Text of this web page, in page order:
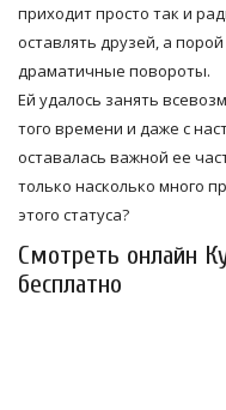
приходит просто так и
оставлять друзей, а
драматичные повороты.
Ей удалось занять
того времени и даже с
оставалась важной ее
только насколько много
этого статуса?
Смотреть онлайн
бесплатно